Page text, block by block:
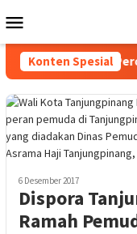
ke
kontenMobile
Konten Spesial
Kepri-KomDigi
6 Desember 2017
Dispora
Ramah